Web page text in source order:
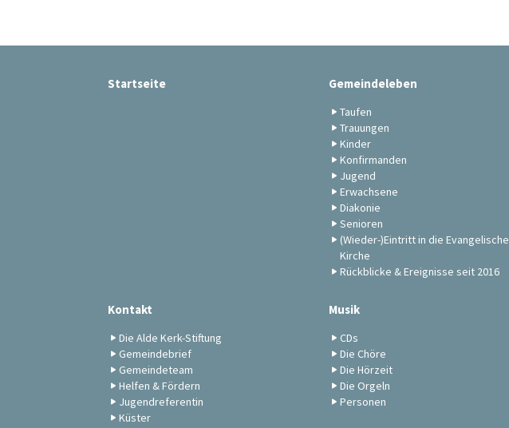
Startseite Gemeindeleben
Taufen
Trauungen
Kinder
Konfirmanden
Jugend
Erwachsene
Diakonie
Senioren
(Wieder-)Eintritt in die Evangelische
Kirche
Rückblicke & Ereignisse seit 2016
Kontakt
Die Alde Kerk-Stiftung
Gemeindebrief
Gemeindeteam
Helfen & Fördern
Jugendreferentin
Küster
Musik
CDs
Die Chöre
Die Hörzeit
Die Orgeln
Personen